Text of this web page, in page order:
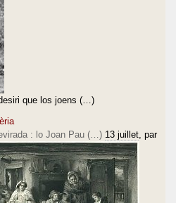
que los joens (…)
: lo Joan Pau (…) 13 juillet , par